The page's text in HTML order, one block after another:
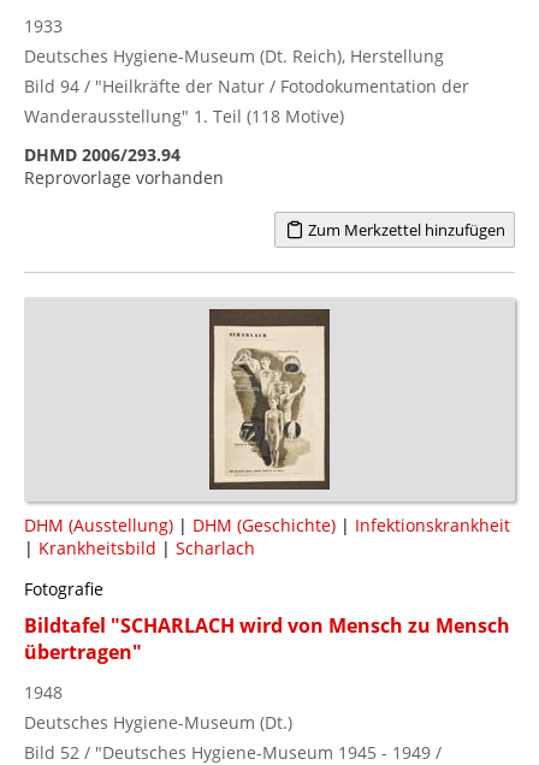
1933
Deutsches Hygiene-Museum (Dt. Reich), Herstellung
Bild 94 / "Heilkräfte der Natur / Fotodokumentation der
Wanderausstellung" 1. Teil (118 Motive)
DHMD 2006/293.94
Reprovorlage vorhanden
Zum Merkzettel hinzufügen
DHM (Ausstellung) | DHM (Geschichte) | Infektionskrankheit
| Krankheitsbild | Scharlach
Fotografie
Bildtafel "SCHARLACH wird von Mensch zu Mensch
übertragen"
1948
Deutsches Hygiene-Museum (Dt.)
Bild 52 / "Deutsches Hygiene-Museum 1945 - 1949 /